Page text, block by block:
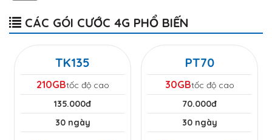
CÁC GÓI CƯỚC 4G PHỔ BIẾN
TK135
210GBtốc độ cao
135.000đ
30 ngày
PT70
30GBtốc độ cao
70.000đ
30 ngày